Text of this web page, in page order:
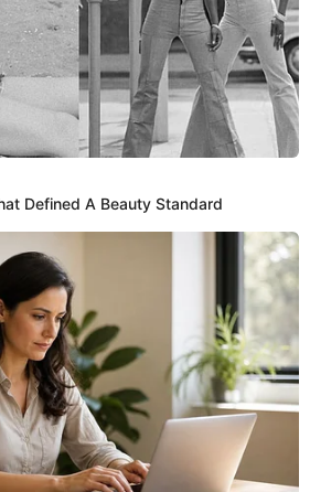
, el ex de Lizbeth Rodríguez,
e hizo llorar de emoción a la ex
1/3/2023
por Yurgenis